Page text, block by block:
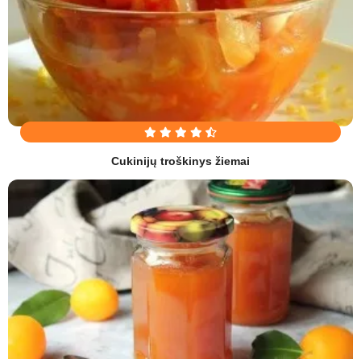
Cukinijų troškinys žiemai